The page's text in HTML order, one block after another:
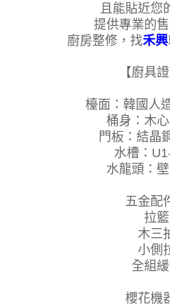
且能貼近您
提供專業的售
廚房整修，找禾興
【廚具證
檯面：韓國人
桶身：木
門板：結晶
水槽：
水龍頭：
五金配
拉籃
木三
小側
全組
櫻花機